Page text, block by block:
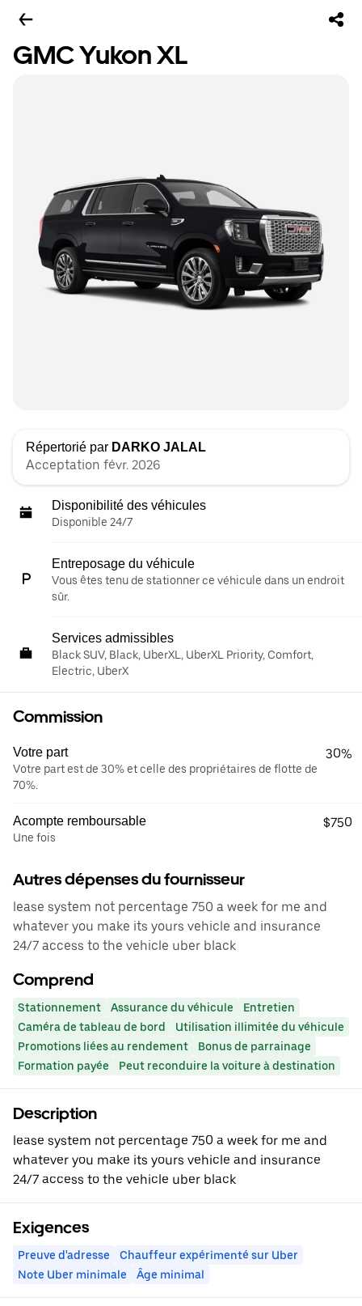
GMC Yukon XL
Répertorié par DARKO JALAL
Acceptation févr. 2026
Disponibilité des véhicules
Disponible 24/7
Entreposage du véhicule
Vous êtes tenu de stationner ce véhicule dans un endroit
sûr.
Services admissibles
Black SUV, Black, UberXL, UberXL Priority, Comfort,
Electric, UberX
Commission
Votre part
Votre part est de 30% et celle des propriétaires de flotte de
70%.
30%
Acompte remboursable
Une fois
$750
Autres dépenses du fournisseur
lease system not percentage 750 a week for me and
whatever you make its yours vehicle and insurance
24/7 access to the vehicle uber black
Comprend
Stationnement Assurance du véhicule
Entretien
Caméra de tableau de bord
Utilisation illimitée du véhicule
Promotions liées au rendement
Bonus de parrainage
Formation payée
Peut reconduire la voiture à destination
Description
lease system not percentage 750 a week for me and
whatever you make its yours vehicle and insurance
24/7 access to the vehicle uber black
Exigences
Preuve d'adresse
Chauffeur expérimenté sur Uber
Note Uber minimale
Âge minimal